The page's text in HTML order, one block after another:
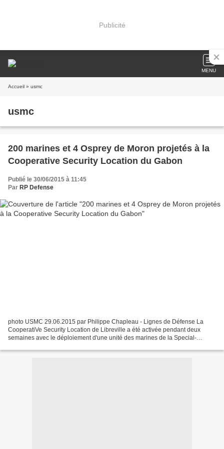
Publicité
MENU
Accueil » usmc
usmc
200 marines et 4 Osprey de Moron projetés à la
Cooperative Security Location du Gabon
Publié le 30/06/2015 à 11:45
Par RP Defense
photo USMC 29.06.2015 par Philippe Chapleau - Lignes de Défense La
CooperatiVe Security Location de Libreville a été activée pendant deux
semaines avec le déploiement d'une unité des marines de la Special-